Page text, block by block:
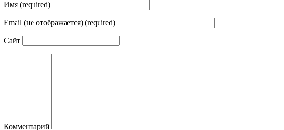
Имя (required)
Email (не отображается) (required)
Сайт
Комментарий